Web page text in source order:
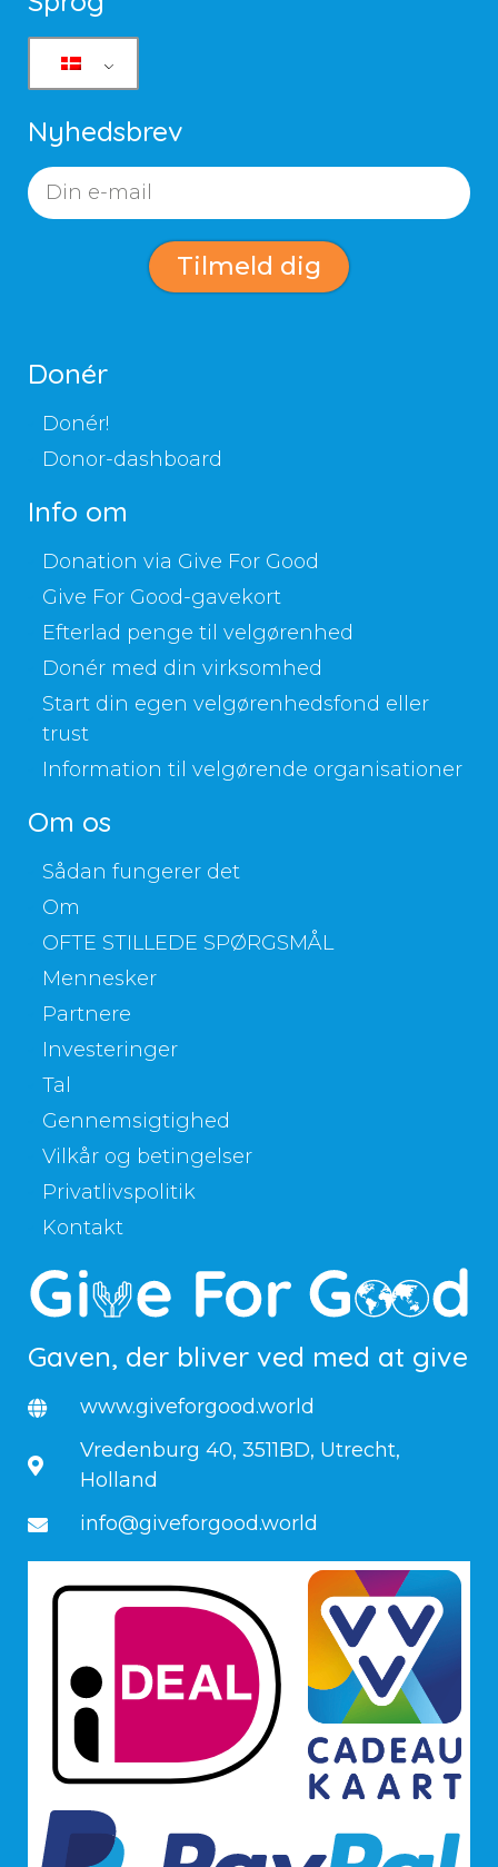
Nyhedsbrev
Tilmeld dig
Donér
Donér!
Donor-dashboard
Info om
Donation via Give For Good
Give For Good-gavekort
Efterlad penge til velgørenhed
Donér med din virksomhed
Start din egen velgørenhedsfond eller
trust
Information til velgørende organisationer
Om os
Sådan fungerer det
Om
OFTE STILLEDE SPØRGSMÅL
Mennesker
Partnere
Investeringer
Tal
Gennemsigtighed
Vilkår og betingelser
Privatlivspolitik
Kontakt
Gaven, der bliver ved med at give
www.giveforgood.world
Vredenburg 40, 3511BD, Utrecht,
Holland
info@giveforgood.world